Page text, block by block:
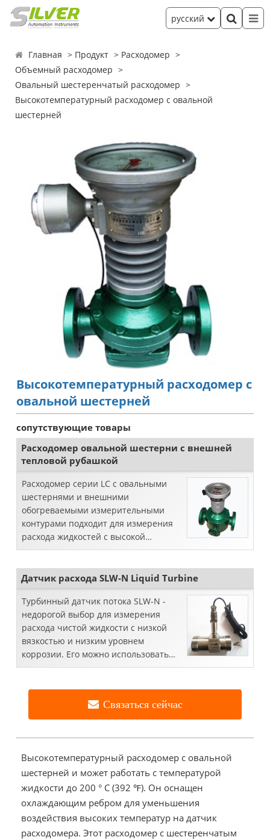
русский
Главная Продукт
Расходомер
Объемный расходомер
Овальный шестеренчатый расходомер
Высокотемпературный расходомер с овальной
шестерней
Высокотемпературный расходомер с
овальной шестерней
сопутствующие товары
Расходомер овальной шестерни с внешней
тепловой рубашкой
Расходомер серии LC с овальными
шестернями и внешними
обогреваемыми измерительными
контурами подходит для измерения
расхода жидкостей с высокой
вязкостью, таких как асфальт, битум
Датчик расхода SLW-N Liquid Turbine
Турбинный датчик потока SLW-N -
недорогой выбор для измерения
расхода чистой жидкости с низкой
вязкостью и низким уровнем
коррозии. Его можно использовать
для чистой воды, горячей воды,
химического привыкания. Это ки ...
Связаться сейчас
Высокотемпературный расходомер с овальной
шестерней и может работать с температурой
жидкости до 200 ° C (392 ℉). Он оснащен
охлаждающим ребром для уменьшения
воздействия высоких температур на датчик
расходомера. Этот расходомер с шестеренчатым